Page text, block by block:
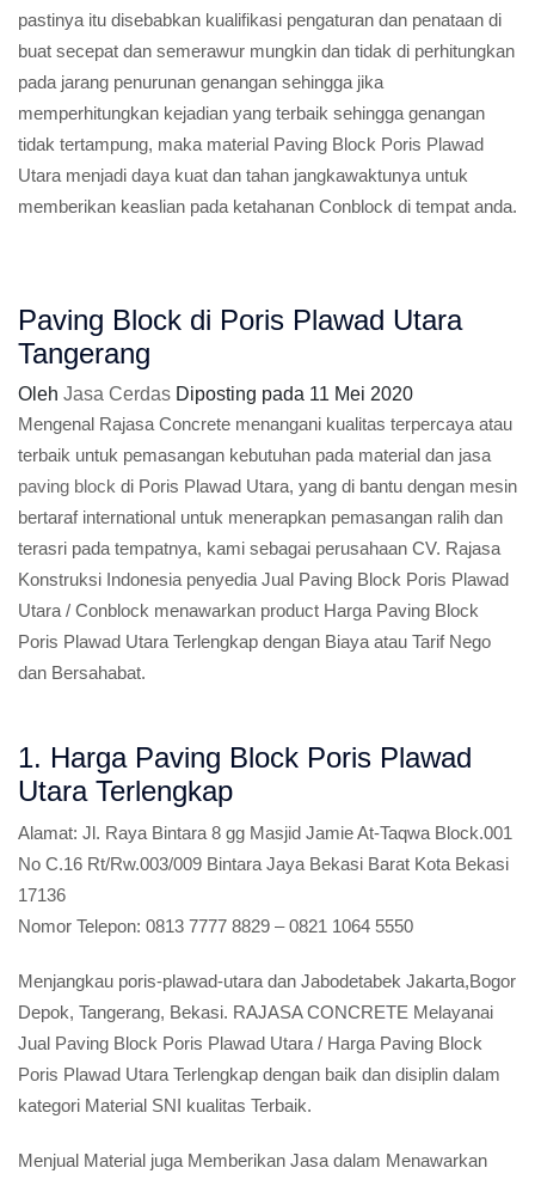
pastinya itu disebabkan kualifikasi pengaturan dan penataan di
buat secepat dan semerawur mungkin dan tidak di perhitungkan
pada jarang penurunan genangan sehingga jika
memperhitungkan kejadian yang terbaik sehingga genangan
tidak tertampung, maka material Paving Block Poris Plawad
Utara menjadi daya kuat dan tahan jangkawaktunya untuk
memberikan keaslian pada ketahanan Conblock di tempat anda.
Paving Block di Poris Plawad Utara
Tangerang
Oleh Jasa Cerdas Diposting pada 11 Mei 2020
Mengenal Rajasa Concrete menangani kualitas terpercaya atau
terbaik untuk pemasangan kebutuhan pada material dan jasa
paving block di Poris Plawad Utara, yang di bantu dengan mesin
bertaraf international untuk menerapkan pemasangan ralih dan
terasri pada tempatnya, kami sebagai perusahaan CV. Rajasa
Konstruksi Indonesia penyedia Jual Paving Block Poris Plawad
Utara / Conblock menawarkan product Harga Paving Block
Poris Plawad Utara Terlengkap dengan Biaya atau Tarif Nego
dan Bersahabat.
1. Harga Paving Block Poris Plawad
Utara Terlengkap
Alamat: Jl. Raya Bintara 8 gg Masjid Jamie At-Taqwa Block.001
No C.16 Rt/Rw.003/009 Bintara Jaya Bekasi Barat Kota Bekasi
17136
Nomor Telepon: 0813 7777 8829 – 0821 1064 5550
Menjangkau poris-plawad-utara dan Jabodetabek Jakarta,Bogor
Depok, Tangerang, Bekasi. RAJASA CONCRETE Melayanai
Jual Paving Block Poris Plawad Utara / Harga Paving Block
Poris Plawad Utara Terlengkap dengan baik dan disiplin dalam
kategori Material SNI kualitas Terbaik.
Menjual Material juga Memberikan Jasa dalam Menawarkan